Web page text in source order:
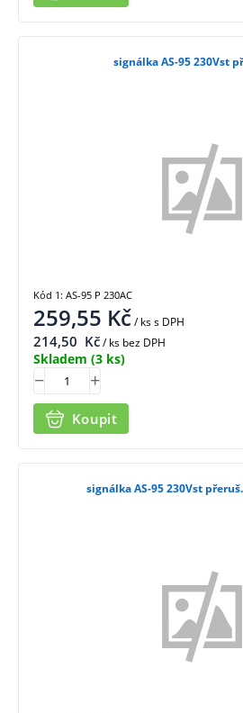
signálka AS-95 230Vst
259,55 Kč/ kss DPH
214,50 Kč/ ks bez DPH
Skladem (3 ks)
Koupit
Kód 1: AS-95 P 230AC
signálka AS-95 230Vst